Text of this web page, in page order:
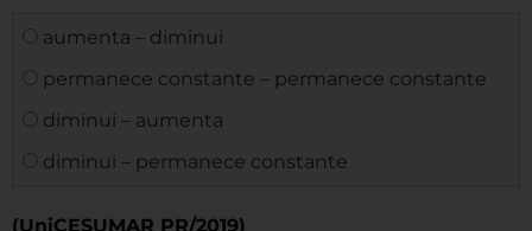
aumenta – diminui
permanece constante – permanece constante
diminui – aumenta
diminui – permanece constante
(UniCESUMAR PR/2019)